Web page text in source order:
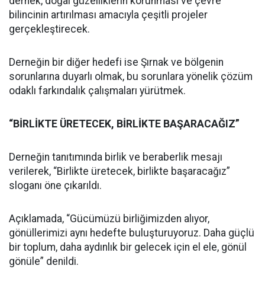
bilincinin artırılması amacıyla çeşitli projeler
gerçekleştirecek.
Derneğin bir diğer hedefi ise Şırnak ve bölgenin
sorunlarına duyarlı olmak, bu sorunlara yönelik çözüm
odaklı farkındalık çalışmaları yürütmek.
“BİRLİKTE ÜRETECEK, BİRLİKTE BAŞARACAĞIZ”
Derneğin tanıtımında birlik ve beraberlik mesajı
verilerek, “Birlikte üretecek, birlikte başaracağız”
sloganı öne çıkarıldı.
Açıklamada, “Gücümüzü birliğimizden alıyor,
gönüllerimizi aynı hedefte buluşturuyoruz. Daha güçlü
bir toplum, daha aydınlık bir gelecek için el ele, gönül
gönüle” denildi.